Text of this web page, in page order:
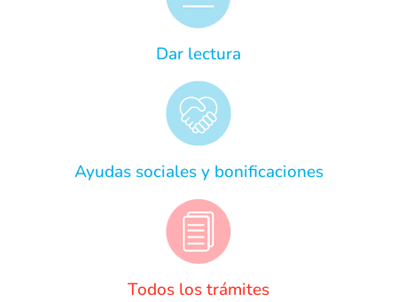
Dar lectura
Ayudas sociales y bonificaciones
Todos los trámites